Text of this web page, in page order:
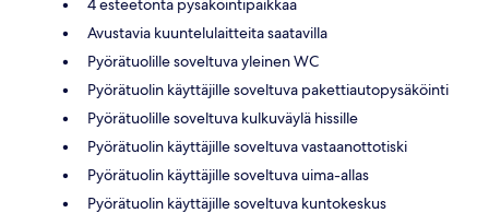
4 esteetöntä pysäköintipaikkaa
Avustavia kuuntelulaitteita saatavilla
Pyörätuolille soveltuva yleinen WC
Pyörätuolin käyttäjille soveltuva pakettiautopysäköinti
Pyörätuolille soveltuva kulkuväylä hissille
Pyörätuolin käyttäjille soveltuva vastaanottotiski
Pyörätuolin käyttäjille soveltuva uima-allas
Pyörätuolin käyttäjille soveltuva kuntokeskus